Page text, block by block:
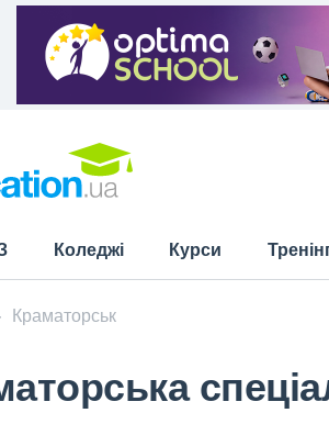
Коледжі Курси
Краматорськ